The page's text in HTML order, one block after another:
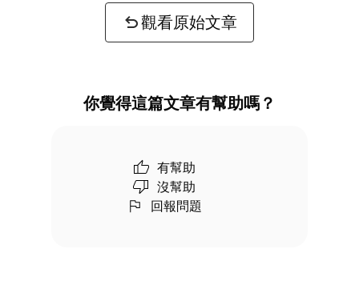
觀看原始文章
你覺得這篇文章有幫助嗎？
有幫助
沒幫助
回報問題